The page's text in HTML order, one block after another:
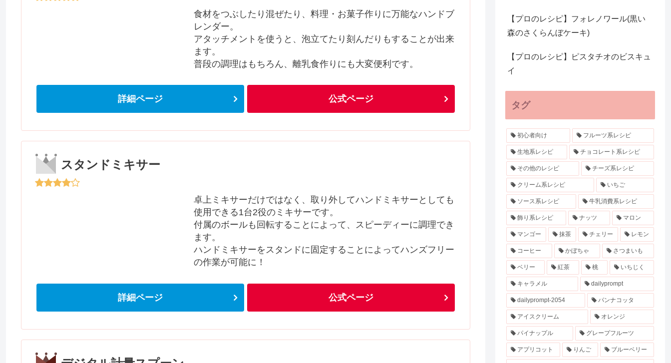
食材をつぶしたり混ぜたり、料理・お菓子作りに万能なハンドブ
レンダー。
アタッチメントを使うと、泡立てたり刻んだりもすることが出来
ます。
普段の調理はもちろん、離乳食作りにも大変便利です。
詳細ページ 公式ページ
スタンドミキサー
卓上ミキサーだけではなく、取り外してハンドミキサーとしても
使用できる1台2役のミキサーです。
付属のボールも回転することによって、スピーディーに調理でき
ます。
ハンドミキサーをスタンドに固定することによってハンズフリー
の作業が可能に！
詳細ページ 公式ページ
【プロのレシピ】フォレノワール(黒い
森のさくらんぼケーキ)
【プロのレシピ】ピスタチオのビスキュ
イ
タグ
初心者向け フルーツ系レシピ
生地系レシピ チョコレート系レシピ
その他のレシピ チーズ系レシピ
クリーム系レシピ いちご
ソース系レシピ 牛乳消費系レシピ
飾り系レシピ ナッツ マロン
マンゴー 抹茶 チェリー レモン
コーヒー かぼちゃ さつまいも
ベリー 紅茶 桃 いちじく
キャラメル dailyprompt
dailyprompt-2054 パンナコッタ
アイスクリーム オレンジ
パイナップル グレープフルーツ
アプリコット りんご ブルーベリー